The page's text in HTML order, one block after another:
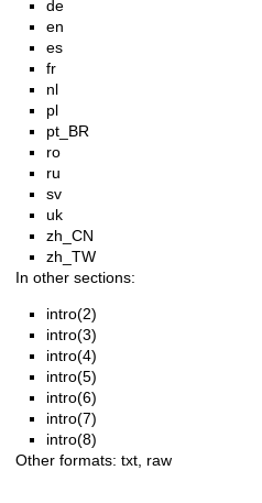
de
en
es
fr
nl
pl
pt_BR
ro
ru
sv
uk
zh_CN
zh_TW
In other sections:
intro(2)
intro(3)
intro(4)
intro(5)
intro(6)
intro(7)
intro(8)
Other formats: txt raw